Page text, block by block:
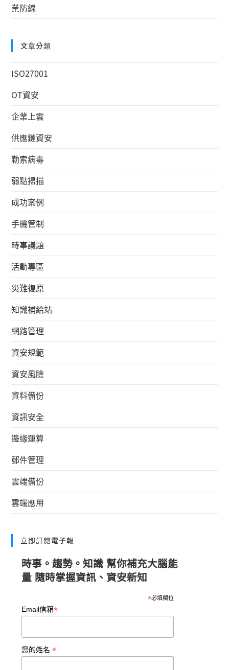
業防線
文章分類
ISO27001
OT資安
企業上雲
供應鏈資安
勒索病毒
弱點掃描
成功案例
手機管制
時事議題
活動專區
災難復原
知識補給站
網路管理
資安規範
資安風險
資料備份
資訊安全
邊緣運算
郵件管理
雲端備份
雲端應用
立即訂閱電子報
時事。趨勢。知識 幫你補充大腦能
量 隨時掌握資訊、資安新知
*必填欄位
Email信箱*
您的姓名*